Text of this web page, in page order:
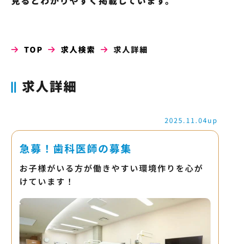
TOP 求人検索 求人詳細
求人詳細
2025.11.04up
急募！歯科医師の募集
お子様がいる方が働きやすい環境作りを心が
けています！